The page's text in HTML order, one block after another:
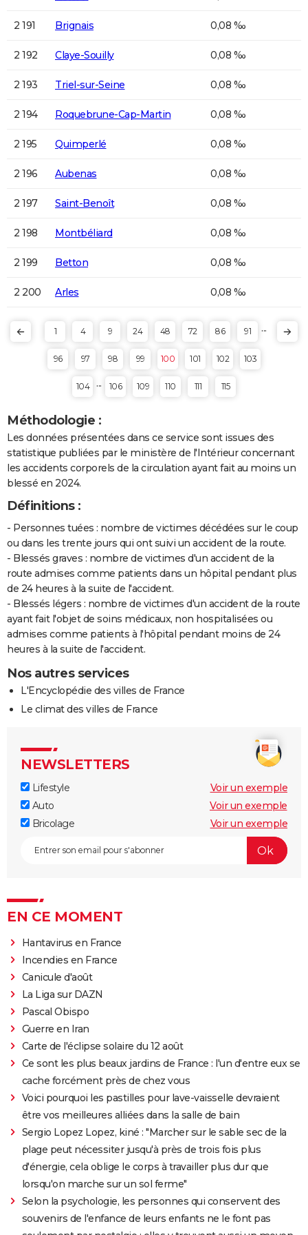
2 191 Brignais 0,08 ‰
2 192 Claye-Souilly 0,08 ‰
2 193 Triel-sur-Seine 0,08 ‰
2 194 Roquebrune-Cap-Martin 0,08 ‰
2 195 Quimperlé 0,08 ‰
2 196 Aubenas 0,08 ‰
2 197 Saint-Benoît 0,08 ‰
2 198 Montbéliard 0,08 ‰
2 199 Betton 0,08 ‰
2 200 Arles 0,08 ‰
1 4 9 24 48 72 86 91 ...
96 97 98 99 100 101 102 103
104 ... 106 109 110 111 115
Méthodologie :
Les données présentées dans ce service sont issues des
statistique publiées par le ministère de l'Intérieur concernant
les accidents corporels de la circulation ayant fait au moins un
blessé en 2024.
Définitions :
- Personnes tuées : nombre de victimes décédées sur le coup
ou dans les trente jours qui ont suivi un accident de la route.
- Blessés graves : nombre de victimes d'un accident de la
route admises comme patients dans un hôpital pendant plus
de 24 heures à la suite de l'accident.
- Blessés légers : nombre de victimes d'un accident de la route
ayant fait l'objet de soins médicaux, non hospitalisées ou
admises comme patients à l'hôpital pendant moins de 24
heures à la suite de l'accident.
Nos autres services
L'Encyclopédie des villes de France
Le climat des villes de France
NEWSLETTERS
Lifestyle
Voir un exemple
Auto
Voir un exemple
Bricolage
Voir un exemple
EN CE MOMENT
Hantavirus en France
Incendies en France
Canicule d'août
La Liga sur DAZN
Pascal Obispo
Guerre en Iran
Carte de l'éclipse solaire du 12 août
Ce sont les plus beaux jardins de France : l'un d'entre eux se
cache forcément près de chez vous
Voici pourquoi les pastilles pour lave-vaisselle devraient
être vos meilleures alliées dans la salle de bain
Sergio Lopez Lopez, kiné : "Marcher sur le sable sec de la
plage peut nécessiter jusqu'à près de trois fois plus
d'énergie, cela oblige le corps à travailler plus dur que
lorsqu'on marche sur un sol ferme"
Selon la psychologie, les personnes qui conservent des
souvenirs de l'enfance de leurs enfants ne le font pas